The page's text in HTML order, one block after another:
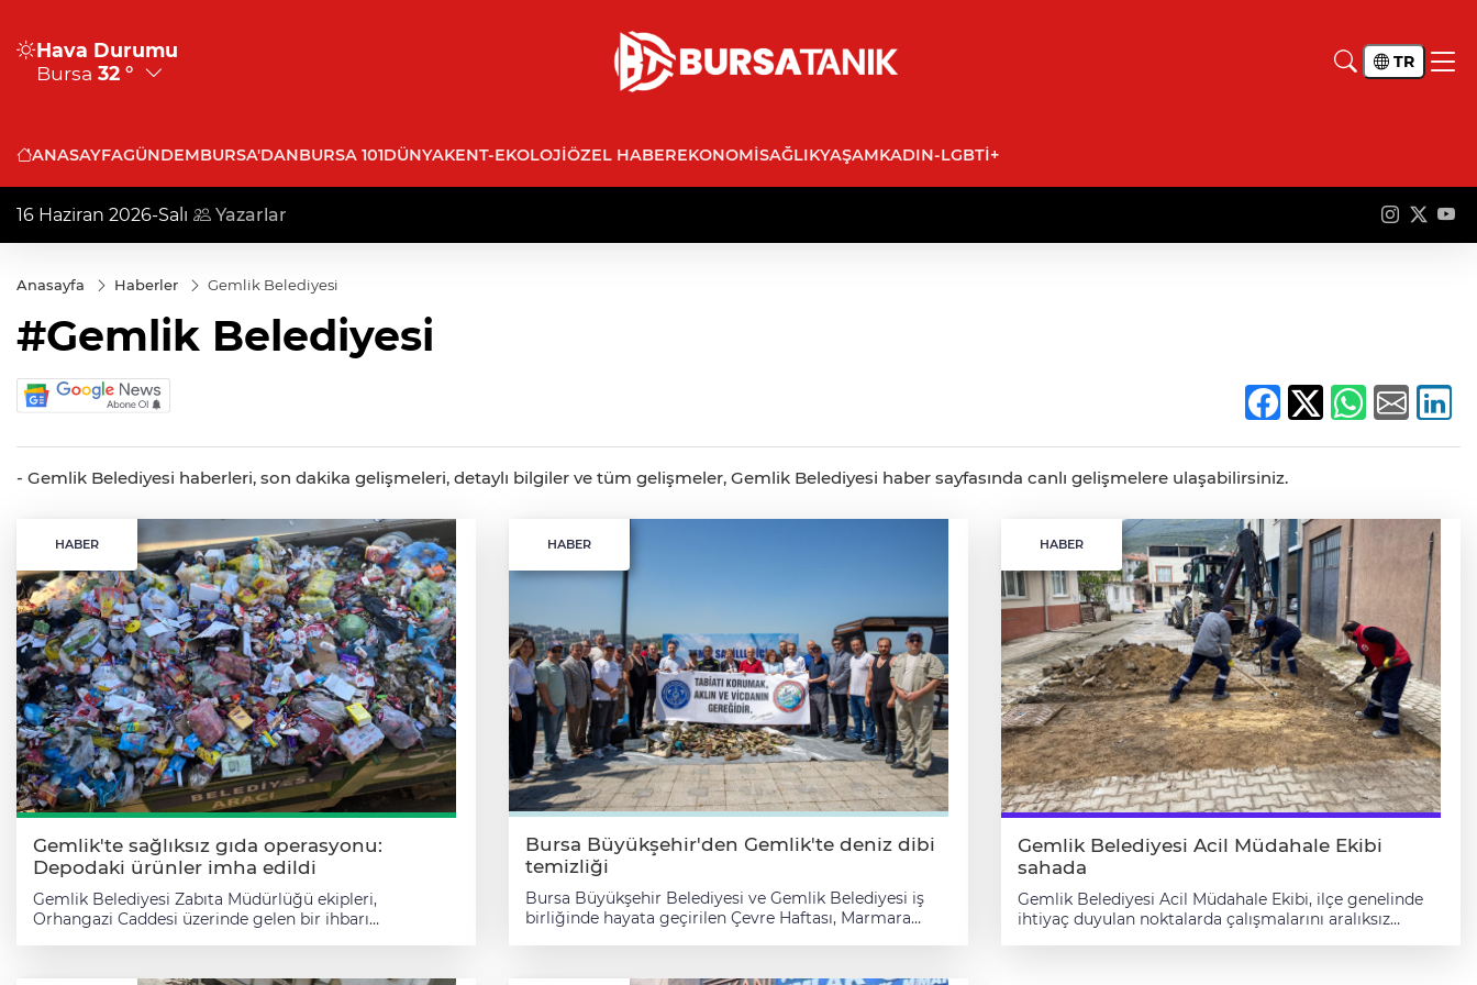
Hava Durumu
Bursa 32 ° TR
ANASAYFAGÜNDEMBURSA'DANBURSA 101DÜNYAKENT-EKOLOJIÖZEL HABEREKONOMISAĞLIKYAŞAMKADIN-LGBTİ+
16 Haziran 2026-Salı Yazarlar
Anasayfa Haberler Gemlik Belediyesi
#Gemlik Belediyesi
- Gemlik Belediyesi haberleri, son dakika gelişmeleri, detaylı bilgiler ve tüm gelişmeler, Gemlik Belediyesi haber sayfasında canlı gelişmelere ulaşabilirsiniz.
HABER
Gemlik'te sağlıksız gıda operasyonu:
Depodaki ürünler imha edildi
Gemlik Belediyesi Zabıta Müdürlüğü ekipleri,
Orhangazi Caddesi üzerinde gelen bir ihbarı
Zabıta Müdürlüğü ile İlçe Tarım ve Orman Müdürlüğü
HABER
Bursa Büyükşehir'den Gemlik'te deniz dibi
temizliği
Bursa Büyükşehir Belediyesi ve Gemlik Belediyesi iş
birliğinde hayata geçirilen Çevre Haftası, Marmara
Etkinlik kapsamında gönüllü dalgıçlar tarafından deniz
HABER
Gemlik Belediyesi Acil Müdahale Ekibi
sahada
Gemlik Belediyesi Acil Müdahale Ekibi, ilçe genelinde
ihtiyaç duyulan noktalarda çalışmalarını aralıksız